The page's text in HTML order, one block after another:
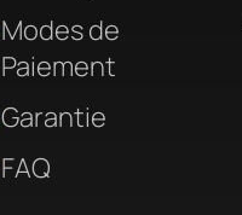
Modes de
Paiement
Garantie
FAQ